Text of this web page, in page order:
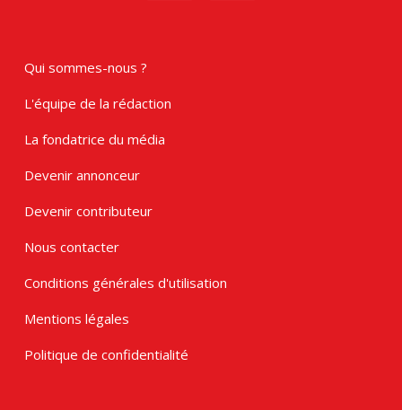
Qui sommes-nous ?
L'équipe de la rédaction
La fondatrice du média
Devenir annonceur
Devenir contributeur
Nous contacter
Conditions générales d'utilisation
Mentions légales
Politique de confidentialité